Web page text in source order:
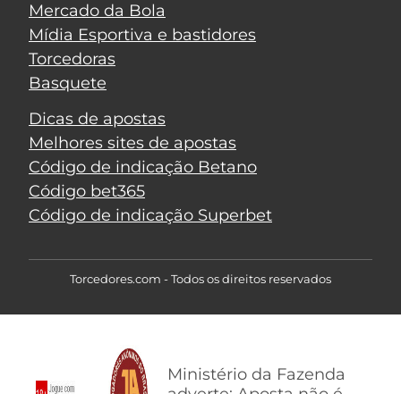
Mercado da Bola
Mídia Esportiva e bastidores
Torcedoras
Basquete
Dicas de apostas
Melhores sites de apostas
Código de indicação Betano
Código bet365
Código de indicação Superbet
Torcedores.com - Todos os direitos reservados
Ministério da Fazenda